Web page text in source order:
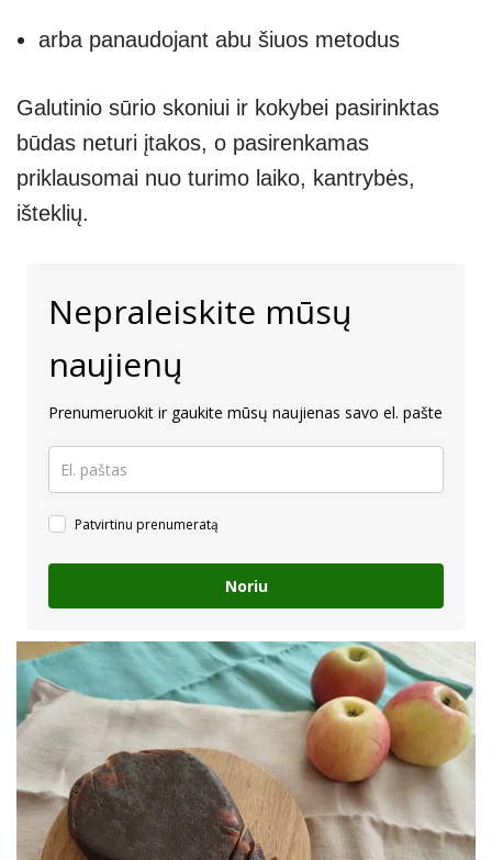
arba panaudojant abu šiuos metodus
Galutinio sūrio skoniui ir kokybei pasirinktas
būdas neturi įtakos, o pasirenkamas
priklausomai nuo turimo laiko, kantrybės,
išteklių.
Nepraleiskite mūsų
naujienų
Prenumeruokit ir gaukite mūsų naujienas savo el. pašte
Patvirtinu prenumeratą
Noriu